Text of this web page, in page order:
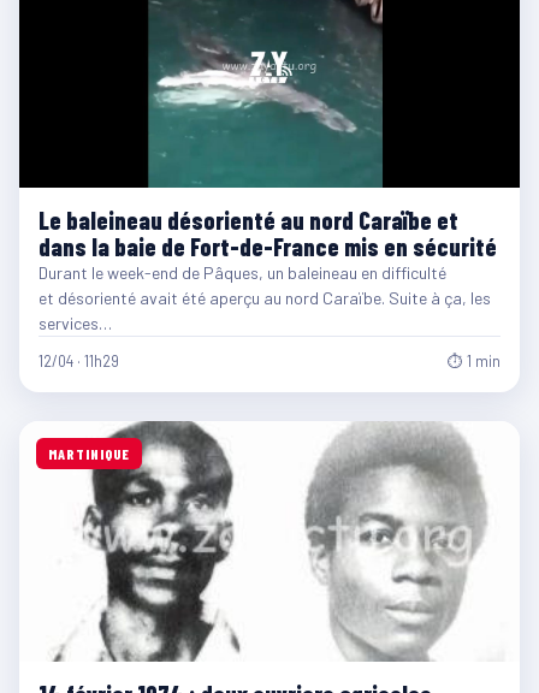
Le baleineau désorienté au nord Caraïbe et
dans la baie de Fort-de-France mis en sécurité
Durant le week-end de Pâques, un baleineau en difficulté
et désorienté avait été aperçu au nord Caraïbe. Suite à ça, les
services…
12/04 · 11h29 ⏱ 1 min
MARTINIQUE